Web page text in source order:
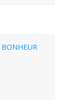
BONHEUR